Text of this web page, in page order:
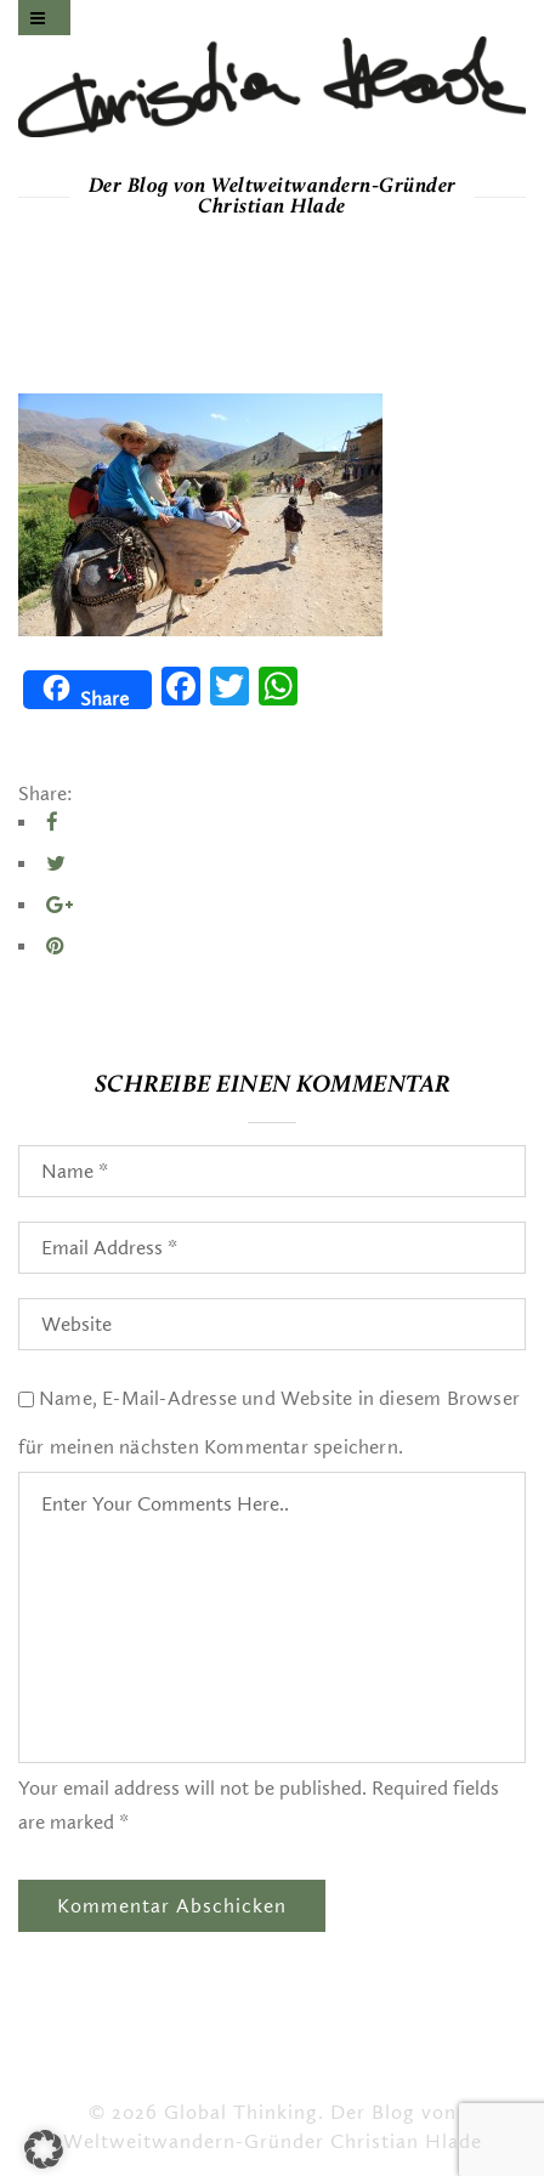
Der Blog von Weltweitwandern-Gründer
Christian Hlade
Share
FacebookTwitter
Share:
SCHREIBE EINEN KOMMENTAR
Name, E-Mail-Adresse und Website in diesem Browser
für meinen nächsten Kommentar speichern.
Your email address will not be published. Required fields
are marked *
© 2026 Global Thinking. Der Blog von
Weltweitwandern-Gründer Christian Hlade